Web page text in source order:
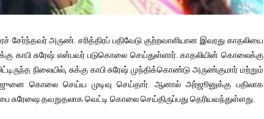
சேர்ந்தவர் அருண். சரித்திரப் பதிவேடு குற்றவாளியான இவரது காதலியை
காபி சுரேஷ் என்பவர் படுகொலை செய்துள்ளார். காதலியின் கொலைக்கு
நிலையில், சுக்கு காபி சுரேஷ் முந்திக்கொண்டு அருண்குமார் மற்றும்
கொலை செய்ய முடிவு செய்தார். ஆனால் அர்ஜூனுக்கு பதிலாக
சுரேஷை தவறுதலாக வெட்டி கொலை செய்திருப்பது தெரியவந்துள்ளது.